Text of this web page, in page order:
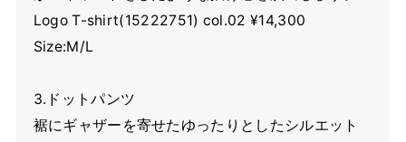
Logo T-shirt(15222751) col.02 ¥14,300
Size:M/L
3.ドットパンツ
裾にギャザーを寄せたゆったりとしたシルエット